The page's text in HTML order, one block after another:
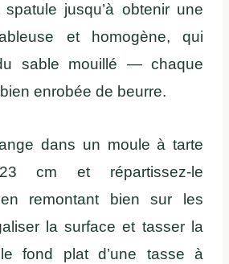
jusqu’à obtenir une
et homogène, qui
sable mouillé — chaque
enrobée de beurre.
dans un moule à tarte
cm et répartissez-le
en remontant bien sur les
la surface et tasser la
fond plat d’une tasse à